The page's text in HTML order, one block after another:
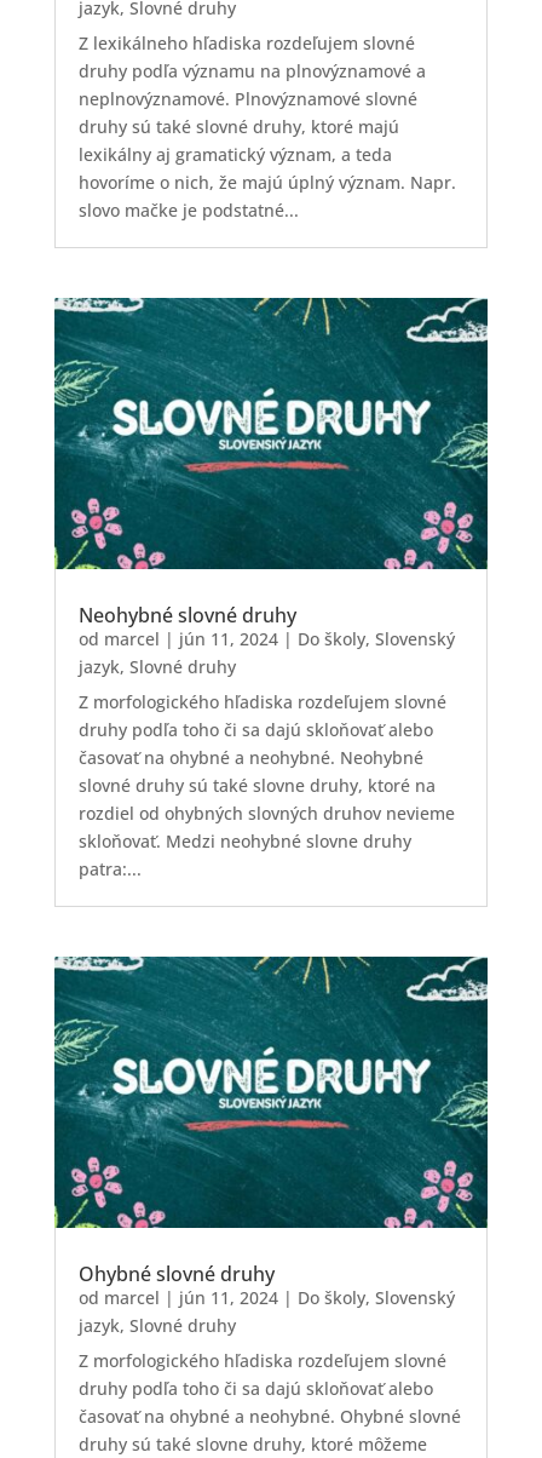
jazyk, Slovné druhy
Z lexikálneho hľadiska rozdeľujem slovné
druhy podľa významu na plnovýznamové a
neplnovýznamové. Plnovýznamové slovné
druhy sú také slovné druhy, ktoré majú
lexikálny aj gramatický význam, a teda
hovoríme o nich, že majú úplný význam. Napr.
slovo mačke je podstatné...
Neohybné slovné druhy
od marcel | jún 11, 2024| Do školy, Slovenský
jazyk, Slovné druhy
Z morfologického hľadiska rozdeľujem slovné
druhy podľa toho či sa dajú skloňovať alebo
časovať na ohybné a neohybné. Neohybné
slovné druhy sú také slovne druhy, ktoré na
rozdiel od ohybných slovných druhov nevieme
skloňovať. Medzi neohybné slovne druhy
patra:...
Ohybné slovné druhy
od marcel | jún 11, 2024| Do školy, Slovenský
jazyk, Slovné druhy
Z morfologického hľadiska rozdeľujem slovné
druhy podľa toho či sa dajú skloňovať alebo
časovať na ohybné a neohybné. Ohybné slovné
druhy sú také slovne druhy, ktoré môžeme